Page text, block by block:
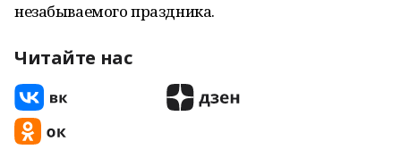
незабываемого праздника.
Читайте нас